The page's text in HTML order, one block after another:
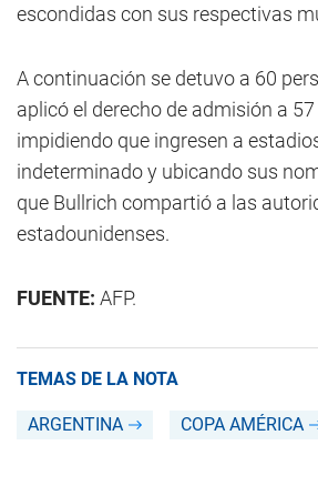
escondidas con sus respectivas
A continuación se detuvo a 60
aplicó el derecho de admisión a 57
impidiendo que ingresen a
indeterminado y ubicando sus
que Bullrich compartió a las
estadounidenses.
FUENTE: AFP.
TEMAS DE LA NOTA
ARGENTINA COPA AMÉRICA